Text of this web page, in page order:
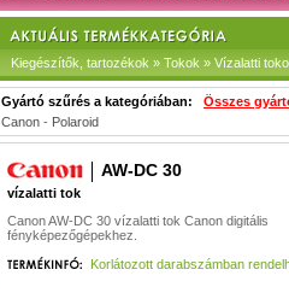
Kiegészítők, tartozékok » Tokok » Vízalatti
Gyártó szűrés a kategóriában: Összes
Canon - Polaroid
AW-DC 30
vízalatti tok
Canon AW-DC 30 vízalatti tok Canon digitális
fényképezőgépekhez.
Korlátozott darabszámban